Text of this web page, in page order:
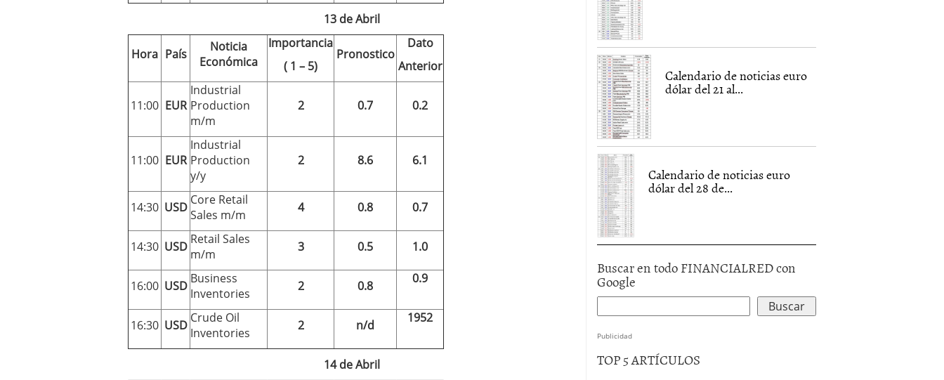
13 de Abril
Hora País
Noticia
Económica
Importancia
( 1 – 5)
Pronostico
Dato
Anterior
11:00 EUR
Industrial
Production
m/m
2 0.7 0.2
11:00 EUR
Industrial
Production
y/y
2 8.6 6.1
14:30 USD Core Retail
Sales m/m
4 0.8 0.7
14:30 USD Retail Sales
m/m
3 0.5 1.0
16:00 USD Business
Inventories
2 0.8 0.9
16:30 USD Crude Oil
Inventories
2 n/d 1952
14 de Abril
Calendario de noticias euro
dólar del 21 al...
Calendario de noticias euro
dólar del 28 de...
Buscar en todo FINANCIALRED con
Google
Publicidad
TOP 5 ARTÍCULOS